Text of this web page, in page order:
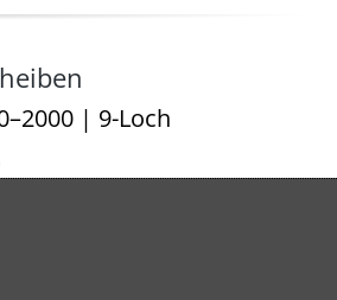
| 9-Loch